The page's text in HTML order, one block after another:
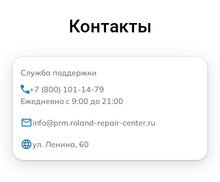
Контакты
Служба поддержки
+7 (800) 101-14-79
Ежедневно с 9:00 до 21:00
info@prm.roland-repair-center.ru
ул. Ленина, 60